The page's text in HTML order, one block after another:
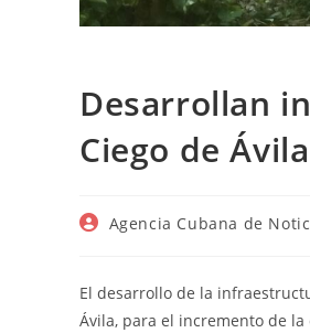
Desarrollan
Ciego de
Autor
entrada:
Agencia Cubana de
El desarrollo de la
Ávila, para el incremento de